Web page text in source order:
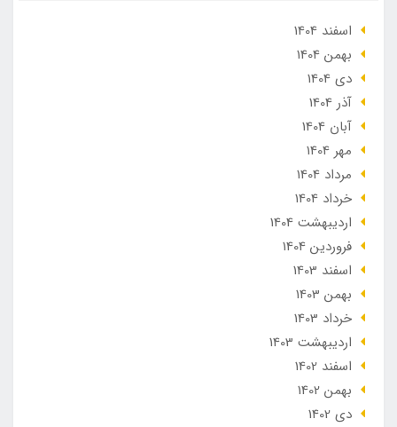
اسفند 1404
بهمن 1404
دی 1404
آذر 1404
آبان 1404
مهر 1404
مرداد 1404
خرداد 1404
ارديبهشت 1404
فروردین 1404
اسفند 1403
بهمن 1403
خرداد 1403
ارديبهشت 1403
اسفند 1402
بهمن 1402
دی 1402